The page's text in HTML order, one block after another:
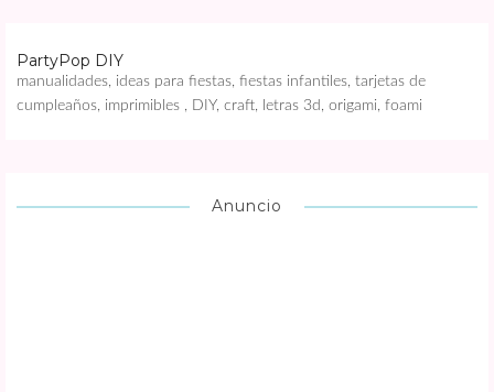
PartyPop DIY
manualidades, ideas para fiestas, fiestas infantiles, tarjetas de
cumpleaños, imprimibles , DIY, craft, letras 3d, origami, foami
Anuncio